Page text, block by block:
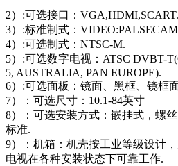
2）:可选接口：VGA,HDMI,SCART.
3）:标准制式：
4）:可选制式：NTSC-M.
5）:可选数字电视：ATSC DVBT-
5, AUSTRALIA, PAN EUROPE).
6）:可选面板：镜面、黑框、镜框
7）：可选尺寸：10.1-84英寸
8）：可选安装方式：嵌挂式，螺
标准.
9）：机箱：机壳按工业等级设计
电视在各种安装状态下可靠工作.